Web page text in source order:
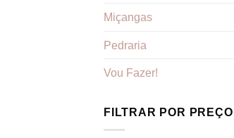
Miçangas
Pedraria
Vou Fazer!
FILTRAR POR PREÇO